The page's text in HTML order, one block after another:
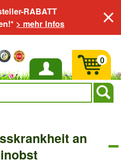
RABATT
> mehr Infos
Anmelden
0
an